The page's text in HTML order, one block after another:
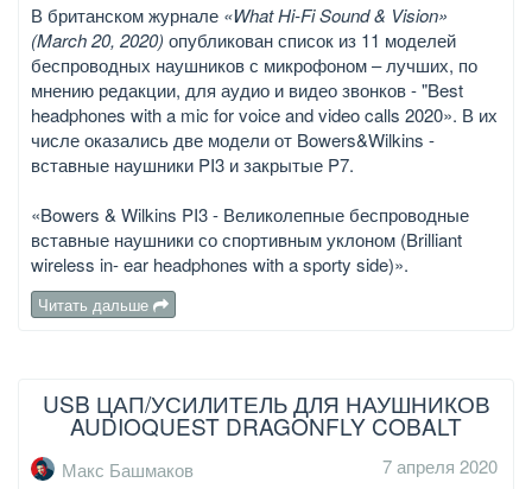
В британском журнале «What Hi-Fi Sound & Vision»
(March 20, 2020) опубликован список из 11 моделей
беспроводных наушников с микрофоном – лучших, по
мнению редакции, для аудио и видео звонков - "Best
headphones with a mic for voice and video calls 2020». В их
числе оказались две модели от Bowers&Wilkins -
вставные наушники PI3 и закрытые P7.
«Bowers & Wilkins PI3 - Великолепные беспроводные
вставные наушники со спортивным уклоном (Brilliant
wireless in- ear headphones with a sporty side)».
Читать дальше
USB ЦАП/УСИЛИТЕЛЬ ДЛЯ НАУШНИКОВ
AUDIOQUEST DRAGONFLY COBALT
Макс Башмаков 7 апреля 2020